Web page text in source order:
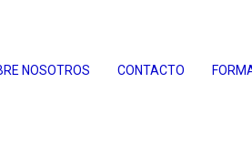
NOSOTROS CONTACTO